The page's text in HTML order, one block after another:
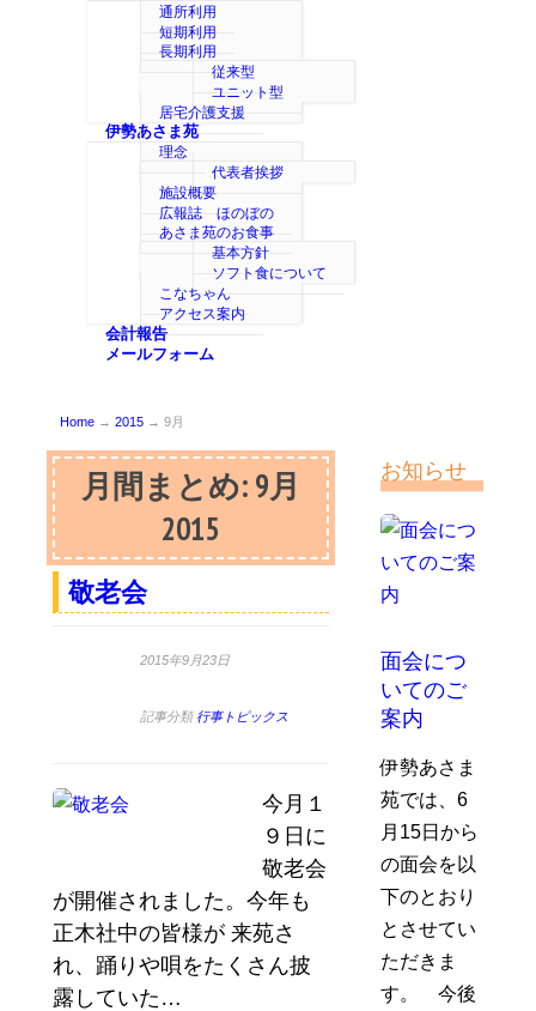
通所利用
短期利用
長期利用
従来型
ユニット型
居宅介護支援
伊勢あさま苑
理念
代表者挨拶
施設概要
広報誌 ほのぼの
あさま苑のお食事
基本方針
ソフト食について
こなちゃん
アクセス案内
会計報告
メールフォーム
Home→ 2015→ 9月
月間まとめ: 9月
2015
敬老会
2015年9月23日
記事分類 行事トピックス
今月１
９日に
敬老会
が開催されました。今年も
正木社中の皆様が 来苑さ
れ、踊りや唄をたくさん披
露していた…
お知らせ
面会につ
いてのご
案内
伊勢あさま
苑では、6
月15日から
の面会を以
下のとおり
とさせてい
ただきま
す。 今後